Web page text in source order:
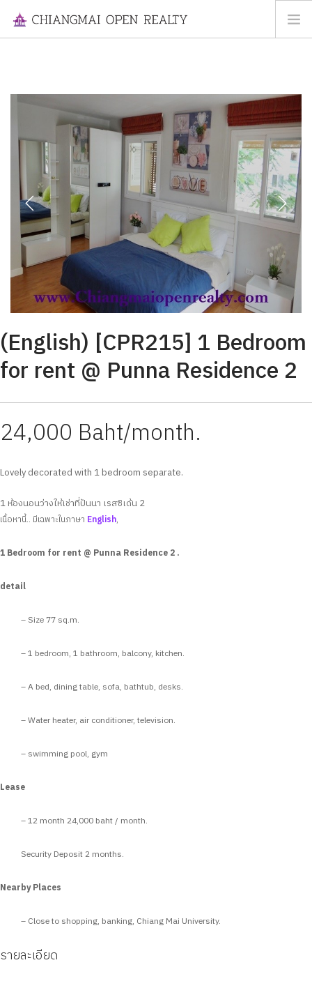
INFORMATION
ABOUT US
CONTACT US
Previous Next
(English) [CPR215] 1 Bedroom
for rent @ Punna Residence 2
24,000 Baht/month.
Lovely decorated with 1 bedroom separate.
1 ห้องนอนว่างให้เช่าที่ปันนา เรสซิเด้น 2
เนื้อหานี้.. มีเฉพาะในภาษา English,
1 Bedroom for rent @ Punna Residence 2 .
detail
– Size 77 sq.m.
– 1 bedroom, 1 bathroom, balcony, kitchen.
– A bed, dining table, sofa, bathtub, desks.
– Water heater, air conditioner, television.
– swimming pool, gym
Lease
– 12 month 24,000 baht / month.
Security Deposit 2 months.
Nearby Places
– Close to shopping, banking, Chiang Mai University.
รายละเอียด